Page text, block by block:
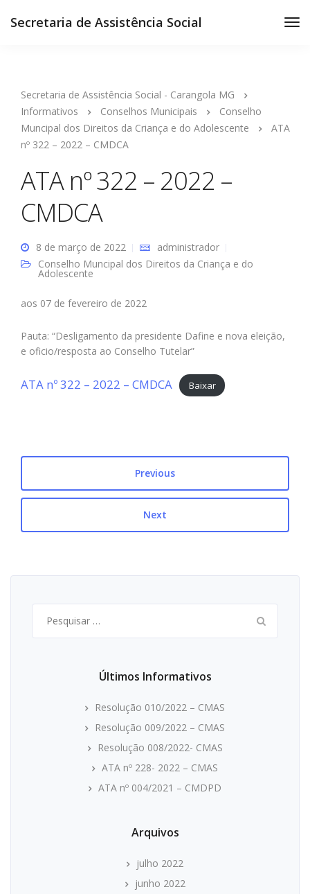
Secretaria de Assistência Social
Secretaria de Assistência Social - Carangola MG
Informativos
Conselhos Municipais
Conselho
Muncipal dos Direitos da Criança e do Adolescente
ATA
nº 322 – 2022 – CMDCA
ATA nº 322 – 2022 –
CMDCA
8 de março de 2022
administrador
Conselho Muncipal dos Direitos da Criança e do
Adolescente
aos 07 de fevereiro de 2022
Pauta: “Desligamento da presidente Dafine e nova eleição,
e oficio/resposta ao Conselho Tutelar”
ATA nº 322 – 2022 – CMDCA Baixar
Previous
Next
por:
Últimos Informativos
Resolução 010/2022 – CMAS
Resolução 009/2022 – CMAS
Resolução 008/2022- CMAS
ATA nº 228- 2022 – CMAS
ATA nº 004/2021 – CMDPD
Arquivos
julho 2022
junho 2022